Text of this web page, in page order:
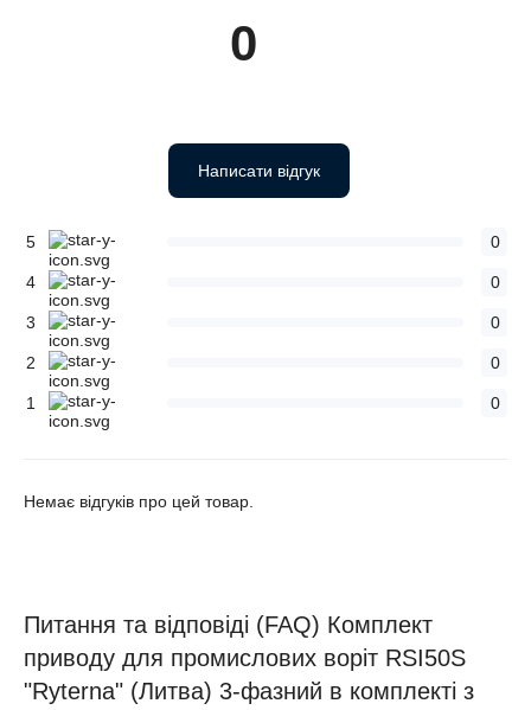
0
Написати відгук
5 0
4 0
3 0
2 0
1 0
Немає відгуків про цей товар.
Питання та відповіді (FAQ) Комплект
приводу для промислових воріт RSI50S
"Ryterna" (Литва) 3-фазний в комплекті з